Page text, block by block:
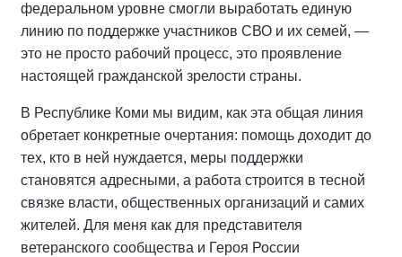
федеральном уровне смогли выработать единую
линию по поддержке участников СВО и их семей, —
это не просто рабочий процесс, это проявление
настоящей гражданской зрелости страны.
В Республике Коми мы видим, как эта общая линия
обретает конкретные очертания: помощь доходит до
тех, кто в ней нуждается, меры поддержки
становятся адресными, а работа строится в тесной
связке власти, общественных организаций и самих
жителей. Для меня как для представителя
ветеранского сообщества и Героя России